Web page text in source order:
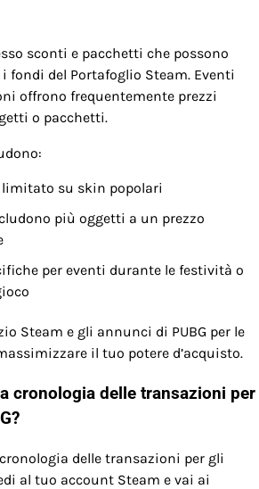
sconti e pacchetti che possono
fondi del Portafoglio Steam. Eventi
offrono frequentemente prezzi
o pacchetti.
limitato su skin popolari
più oggetti a un prezzo
per eventi durante le festività o
Steam e gli annunci di PUBG per le
il tuo potere d’acquisto.
cronologia delle transazioni per
delle transazioni per gli
al tuo account Steam e vai ai